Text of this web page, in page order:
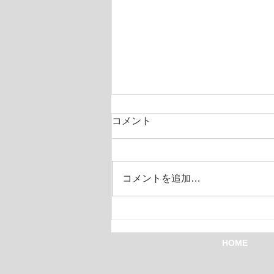
コーチBB
コメント
コメントを追加…
HOME